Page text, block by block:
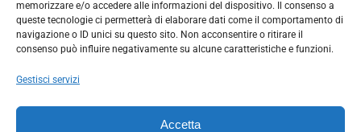
memorizzare e/o accedere alle informazioni del dispositivo. Il consenso a
queste tecnologie ci permetterà di elaborare dati come il comportamento di
navigazione o ID unici su questo sito. Non acconsentire o ritirare il
consenso può influire negativamente su alcune caratteristiche e funzioni.
Gestisci servizi
Accetta
adottate dalla nostra Società per tutelare i Suoi dati personali.
Per contattare il DPO può scrivere a